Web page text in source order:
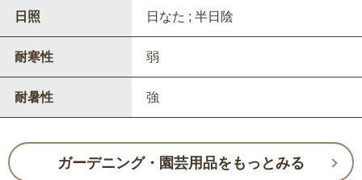
日照 日なた ; 半日陰
耐寒性 弱
耐暑性 強
ガーデニング・園芸用品をもっとみる